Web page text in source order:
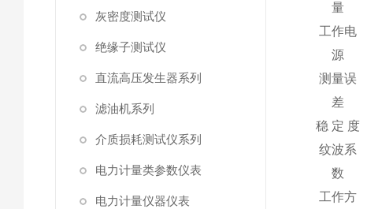
灰密度测试仪
绝缘子测试仪
直流高压发生器系列
滤油机系列
介质损耗测试仪系列
电力计量类参数仪表
电力计量仪器仪表
量
工作电
源
测量误
差
稳 定 度
纹波系
数
工作方